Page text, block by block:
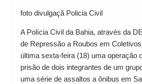
foto divulgaçã Policia Civil
A Polícia Civil da Bahia, através da
de Repressão a Roubos em
última sexta-feira (18) uma operação
prisão de dois integrantes de um
uma série de assaltos a ônibus em